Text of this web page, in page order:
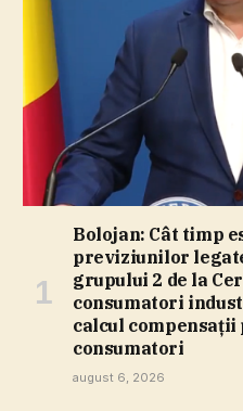
Bolojan: Cât timp
previziunilor
grupului 2 de la
consumatori
calcul compensaţii
consumatori
august 6, 2026